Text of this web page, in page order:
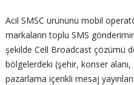
Acil SMSC ürününü mobil
markaların toplu SMS
şekilde Cell Broadcast çözümü
bölgelerdeki (şehir, konser
pazarlama içerikli mesaj